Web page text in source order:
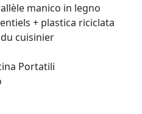
manico in legno
+ plastica riciclata
cuisinier
Portatili